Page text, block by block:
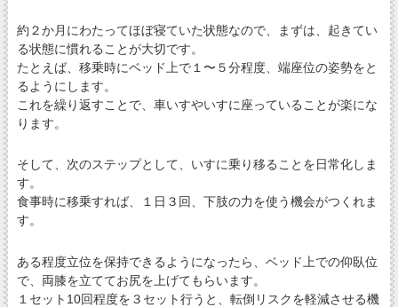
約２か月にわたってほぼ寝ていた状態なので、まずは、起きてい
る状態に慣れることが大切です。
たとえば、移乗時にベッド上で１〜５分程度、端座位の姿勢をと
るようにします。
これを繰り返すことで、車いすやいすに座っていることが楽にな
ります。
そして、次のステップとして、いすに乗り移ることを日常化しま
す。
食事時に移乗すれば、１日３回、下肢の力を使う機会がつくれま
す。
ある程度立位を保持できるようになったら、ベッド上での仰臥位
で、両膝を立ててお尻を上げてもらいます。
１セット10回程度を３セット行うと、転倒リスクを軽減させる機